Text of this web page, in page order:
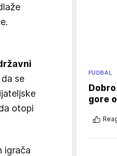
se
otopi
igrača
FUDBAL
gore